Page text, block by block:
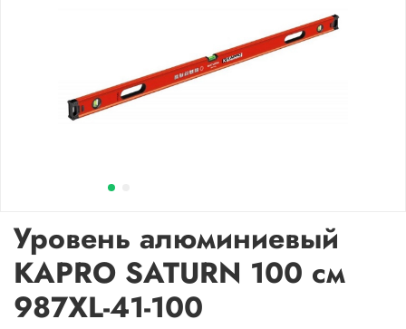
Уровень алюминиевый
KAPRO SATURN 100 см
987XL-41-100